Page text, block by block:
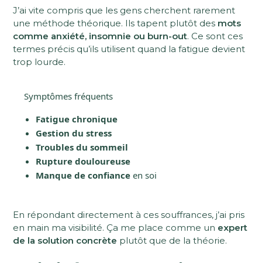
J’ai vite compris que les gens cherchent rarement
une méthode théorique. Ils tapent plutôt des mots
comme anxiété, insomnie ou burn-out. Ce sont ces
termes précis qu’ils utilisent quand la fatigue devient
trop lourde.
Symptômes fréquents
Fatigue chronique
Gestion du stress
Troubles du sommeil
Rupture douloureuse
Manque de confiance en soi
En répondant directement à ces souffrances, j’ai pris
en main ma visibilité. Ça me place comme un expert
de la solution concrète plutôt que de la théorie.